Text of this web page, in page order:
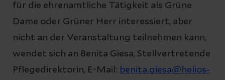
für die ehrenamtliche Tätigkeit als Grüne
Dame oder Grüner Herr interessiert, aber
nicht an der Veranstaltung teilnehmen kann,
wendet sich an Benita Giesa, Stellvertretende
Pflegedirektorin, E-Mail: benita.giesa@helios-